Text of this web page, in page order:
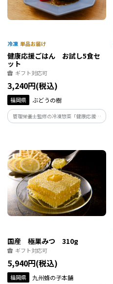
健康応援ごはん お試し5食セ
ット
ギフト対応可
3,240円(税込)
福岡県 ぶどうの樹
管理栄養士監修の冷凍惣菜「健康応援ご
はん」。塩分・たんぱく質・野菜量など
く、楽しく健康をサポート。
国産 極巣みつ 310g
ギフト対応可
5,940円(税込)
福岡県 九州蜂の子本舗